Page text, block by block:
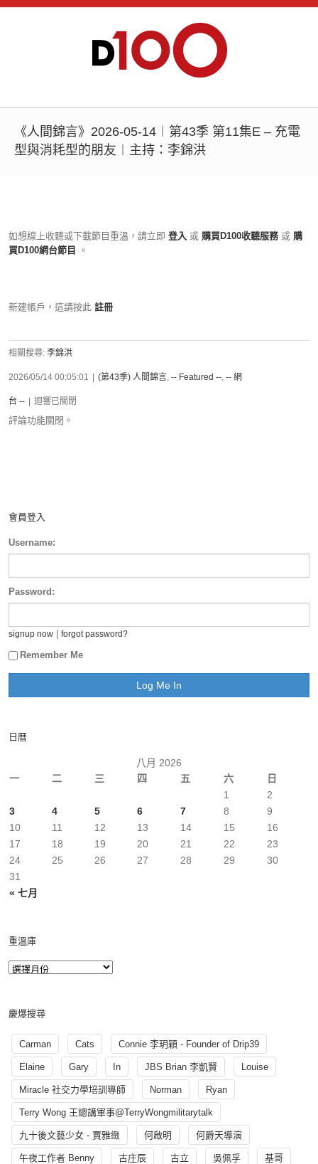
《人間錦言》2026-05-14︱第43季 第11集E – 充電
型與消耗型的朋友︱主持：李錦洪
如想線上收聽或下載節目重溫，請立即 登入 或 購買D100收聽服務 或 購
買D100網台節目
。
新建帳戶，這請按此 註冊
相關搜尋: 李錦洪
2026/05/14 00:05:01 (第43季) 人間錦言, -- Featured --, -- 網
台 -- 迴響已關閉
評論功能關閉。
會員登入
Username:
Password:
signup now forgot password?
Remember Me
日曆
八月 2026
一
二 三 四 五 六 日
« 七月
1
2
3
4 5 6 7 8
9
10
11 12 13 14 15
16
17
18 19 20 21 22
23
24
25 26 27 28 29
30
31
重溫庫
慶爆搜尋
Carman Cats Connie 李玥穎 - Founder of Drip39
Elaine Gary In JBS Brian 李凱賢 Louise
Miracle 社交力學培訓導師 Norman Ryan
Terry Wong 王總講軍事@TerryWongmilitarytalk
九十後文藝少女 - 賈雅緻 何啟明 何爵天導演
午夜工作者 Benny 古庄辰 古立 吳佩孚 基哥